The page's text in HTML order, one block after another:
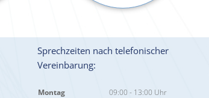
Sprechzeiten nach telefonischer
Vereinbarung:
Montag 09:00 - 13:00 Uhr